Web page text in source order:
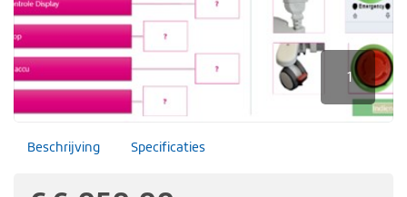
1
Beschrijving Specificaties